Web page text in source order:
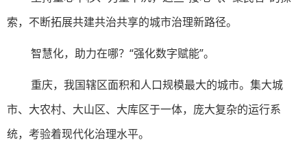
索，不断拓展共建共治共享的城市治理新路径。
智慧化，助力在哪？“强化数字赋能”。
重庆，我国辖区面积和人口规模最大的城市。集大城
市、大农村、大山区、大库区于一体，庞大复杂的运行系
统，考验着现代化治理水平。